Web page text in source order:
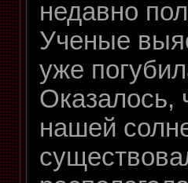
недавно
Ученые
уже
Оказалось,
нашей